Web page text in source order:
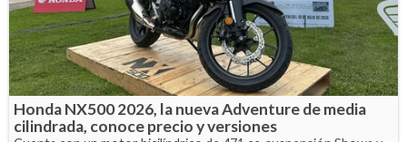
Honda NX500 2026, la nueva Adventure de media
cilindrada, conoce precio y versiones